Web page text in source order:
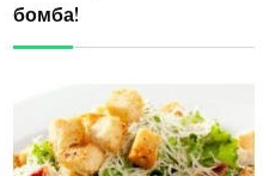
бомба!